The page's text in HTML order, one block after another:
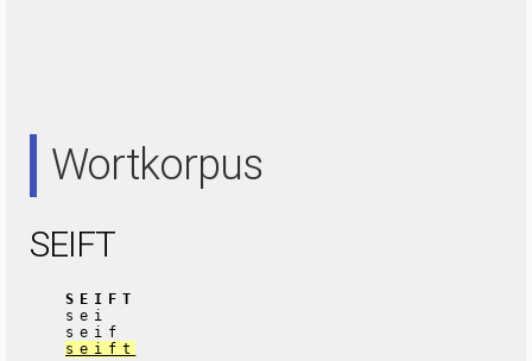
Wortkorpus
SEIFT
SEIFT
sei
seif
seift